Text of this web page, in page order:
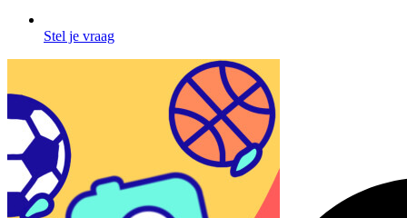
Stel je vraag